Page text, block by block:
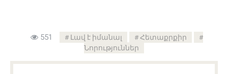
551 Լավ է իմանալ
Հետաքրքիր
Նորություններ